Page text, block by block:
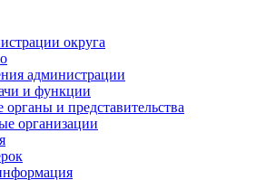
округа
администрации
и функции
и представительства
организации